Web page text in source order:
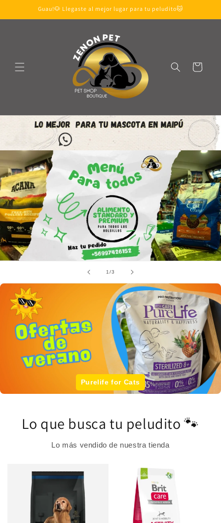
directamente
al contenido
Guau!🐶 Llegaste al mejor lugar para tu peludito🐱
Carrito
1/de
3
Vetlife Obesity Feline
Lo que busca tu peludito 🐾
Lo más vendido de nuestra tienda